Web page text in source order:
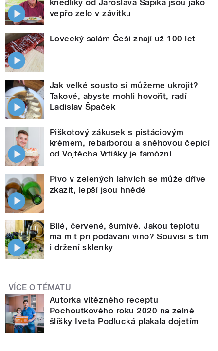
knedlíky od Jaroslava Sapíka jsou jako
vepřo zelo v závitku
Lovecký salám Češi znají už 100 let
Jak velké sousto si můžeme ukrojit?
Takové, abyste mohli hovořit, radí
Ladislav Špaček
Piškotový zákusek s pistáciovým
krémem, rebarborou a sněhovou čepicí
od Vojtěcha Vrtišky je famózní
Pivo v zelených lahvích se může dříve
zkazit, lepší jsou hnědé
Bílé, červené, šumivé. Jakou teplotu
má mít při podávání víno? Souvisí s tím
i držení sklenky
VÍCE O TÉMATU
Autorka vítězného receptu
Pochoutkového roku 2020 na zelné
šlíšky Iveta Podlucká plakala dojetím